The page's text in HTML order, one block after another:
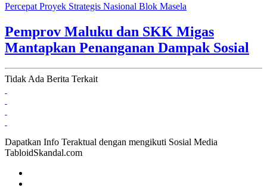
Percepat Proyek Strategis Nasional Blok Masela
Pemprov Maluku dan SKK Migas
Mantapkan Penanganan Dampak Sosial
Tidak Ada Berita Terkait
Dapatkan Info Teraktual dengan mengikuti Sosial Media
TabloidSkandal.com